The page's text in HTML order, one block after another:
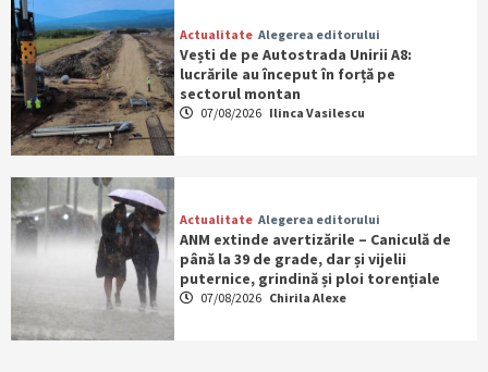
Actualitate Alegerea editorului
Vești de pe Autostrada Unirii A8:
lucrările au început în forță pe
sectorul montan
07/08/2026 Ilinca Vasilescu
Actualitate Alegerea editorului
ANM extinde avertizările – Caniculă de
până la 39 de grade, dar și vijelii
puternice, grindină și ploi torențiale
07/08/2026 Chirila Alexe